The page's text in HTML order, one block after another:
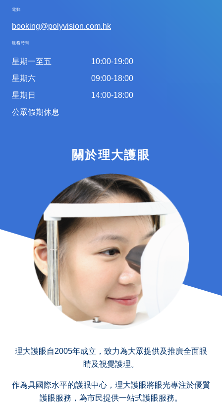
電郵
booking@polyvision.com.hk
服務時間
星期一至五
星期六
星期日
公眾假期休息
10:00-19:00
09:00-18:00
14:00-18:00
關於理大護眼
理大護眼自2005年成立，致力為大眾提供及推廣全面眼
睛及視覺護理。
作為具國際水平的護眼中心，理大護眼將眼光專注於優質
護眼服務，為市民提供一站式護眼服務。